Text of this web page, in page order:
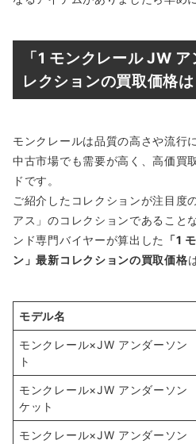
「1 モンクレール JW
レクションの買取価格は
モンクレールは品質の高さや流行
中古市場でも需要が高く、高価買
ドです。
ご紹介したコレクションが注目度
アス」のコレクションであること
ンド専門バイヤーが算出した
「1
ン」最新コレクションの買取価格
モデル名
モンクレール×JW アンダーソ
ト
モンクレール×JW アンダーソン
ケット
モンクレール×JW アンダーソン